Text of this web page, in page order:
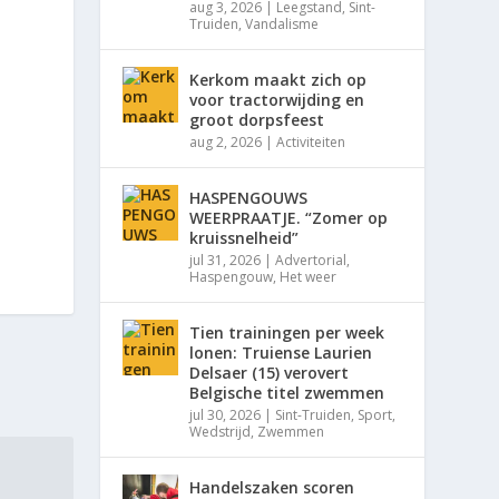
aug 3, 2026 | Leegstand, Sint-
Truiden,Vandalisme
Kerkom maakt zich op
voor tractorwijding en
groot dorpsfeest
aug 2, 2026 |Activiteiten
HASPENGOUWS
WEERPRAATJE. “Zomer op
kruissnelheid”
jul 31, 2026 |Advertorial,
Haspengouw, Het weer
Tien trainingen per week
lonen: Truiense Laurien
Delsaer (15) verovert
Belgische titel zwemmen
jul 30, 2026 | Sint-Truiden, Sport,
Wedstrijd, Zwemmen
Handelszaken scoren